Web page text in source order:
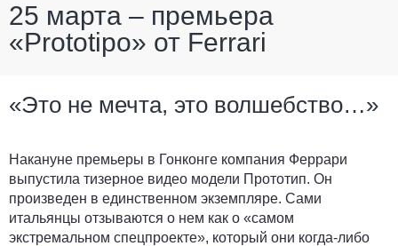
25 марта – премьера
«Prototipo» от Ferrari
«Это не мечта, это волшебство…»
Накануне премьеры в Гонконге компания Феррари
выпустила тизерное видео модели Прототип. Он
произведен в единственном экземпляре. Сами
итальянцы отзываются о нем как о «самом
экстремальном спецпроекте», который они когда-либо